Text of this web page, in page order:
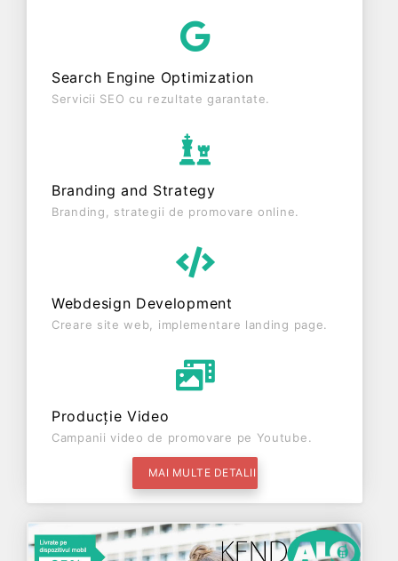
din punct de vedere fiscal si are status: RADIATA.
Societatea nu este plătitoare de TVA.
Search Engine Optimization
Servicii SEO cu rezultate garantate.
Branding and Strategy
Branding, strategii de promovare online.
Webdesign Development
Creare site web, implementare landing page.
Producție Video
Campanii video de promovare pe Youtube.
MAI MULTE DETALII